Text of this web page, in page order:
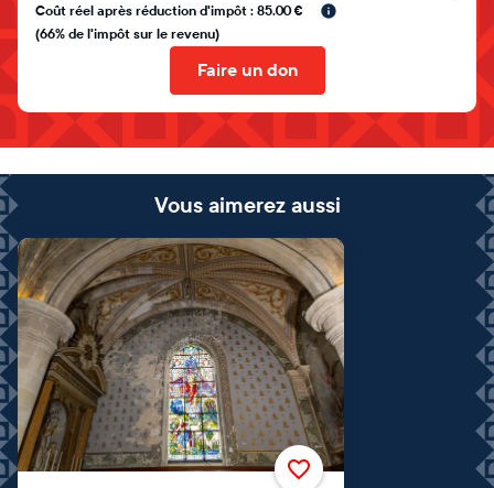
Coût réel après réduction d'impôt : 85.00 €
(66% de l'impôt sur le revenu)
Faire un don
Vous aimerez aussi